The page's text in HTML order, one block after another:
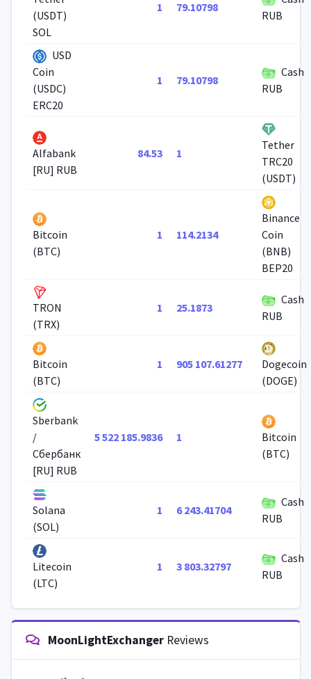
(USDT)
SOL
1 79.10798
RUB
USD
Coin
(USDC)
ERC20
1 79.10798
Cash
RUB
Alfabank
[RU] RUB
84.53 1
Tether
TRC20
(USDT)
Bitcoin
(BTC)
1 114.2134
Binance
Coin
(BNB)
BEP20
TRON
(TRX)
1 25.1873
Cash
RUB
Bitcoin
(BTC)
1 905 107.61277
Dogecoin
(DOGE)
Sberbank
/
Сбербанк
[RU] RUB
5 522 185.9836 1
Bitcoin
(BTC)
Solana
(SOL)
1 6 243.41704
Cash
RUB
Litecoin
(LTC)
1 3 803.32797
Cash
RUB
MoonLightExchangerReviews